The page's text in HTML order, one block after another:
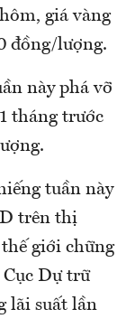
giá vàng
đồng/lượng.
này phá vỡ
tháng trước
tuần này
trên thị
giới chững
Cục Dự trữ
lãi suất lần